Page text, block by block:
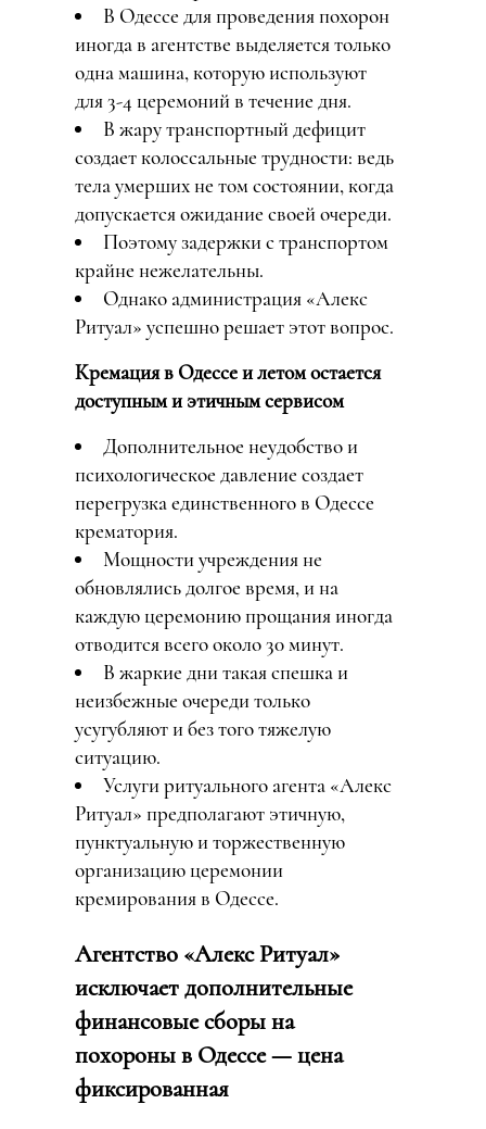
В Одессе для проведения похорон
иногда в агентстве выделяется только
одна машина, которую используют
для 3-4 церемоний в течение дня.
В жару транспортный дефицит
создает колоссальные трудности: ведь
тела умерших не том состоянии, когда
допускается ожидание своей очереди.
Поэтому задержки с транспортом
крайне нежелательны.
Однако администрация «Алекс
Ритуал» успешно решает этот вопрос.
Кремация в Одессе и летом остается
доступным и этичным сервисом
Дополнительное неудобство и
психологическое давление создает
перегрузка единственного в Одессе
крематория.
Мощности учреждения не
обновлялись долгое время, и на
каждую церемонию прощания иногда
отводится всего около 30 минут.
В жаркие дни такая спешка и
неизбежные очереди только
усугубляют и без того тяжелую
ситуацию.
Услуги ритуального агента «Алекс
Ритуал» предполагают этичную,
пунктуальную и торжественную
организацию церемонии
кремирования в Одессе.
Агентство «Алекс Ритуал»
исключает дополнительные
финансовые сборы на
похороны в Одессе — цена
фиксированная